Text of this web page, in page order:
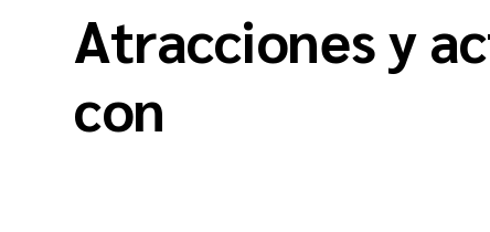
Atracciones y
con